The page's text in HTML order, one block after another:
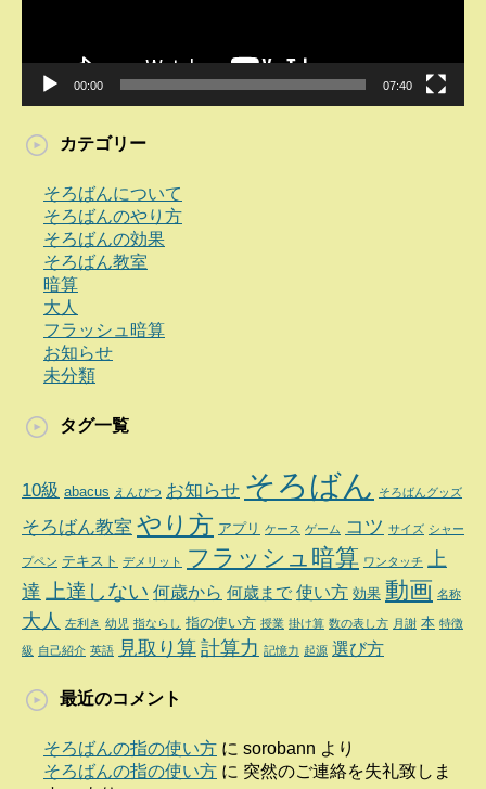
00:00 07:40
カテゴリー
そろばんについて
そろばんのやり方
そろばんの効果
そろばん教室
暗算
大人
フラッシュ暗算
お知らせ
未分類
タグ一覧
10級 abacus えんぴつ お知らせ そろばん そろばんグッズ
そろばん教室 やり方 アプリ ケース ゲーム コツ サイズ シャー
プペン テキスト デメリット フラッシュ暗算 ワンタッチ
上
達
上達しない 何歳から 何歳まで 使い方 効果 動画 名称
大人 左利き 幼児 指ならし 指の使い方 授業 掛け算 数の表し方 月謝 本 特徴
級 自己紹介 英語 見取り算計算力 記憶力 起源 選び方
最近のコメント
そろばんの指の使い方 に sorobann より
そろばんの指の使い方 に 突然のご連絡を失礼致しま